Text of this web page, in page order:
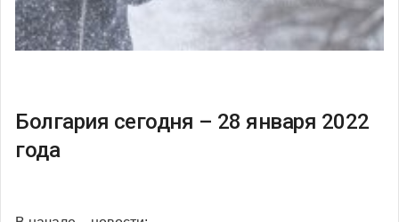
Болгария сегодня – 28 января 2022
года